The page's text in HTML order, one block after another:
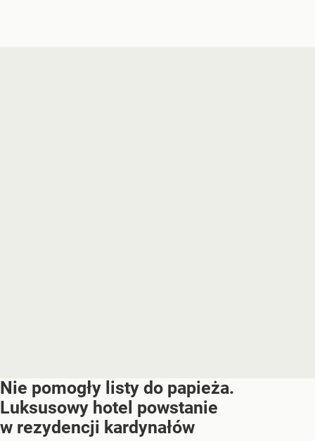
Nie pomogły listy do papieża.
Luksusowy hotel powstanie
w rezydencji kardynałów